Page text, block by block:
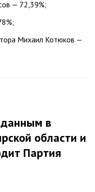
— 72,39%;
Михаил Котюков —
в
области и
Партия